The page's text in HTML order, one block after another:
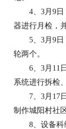
4、3月9
器进行月检，
5、3月9
轮两个。
6、3月11
系统进行拆检
7、3月17
制作城阳村社
8、设备